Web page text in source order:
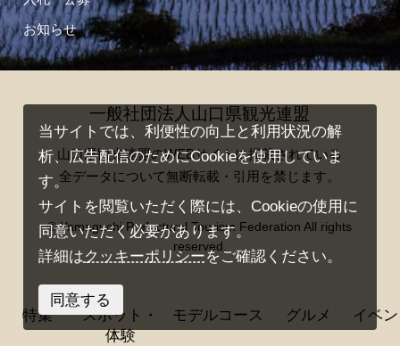
お知らせ
一般社団法人山口県観光連盟
山口県観光連盟のWEBサイトに掲載されている
全データについて無断転載・引用を禁じます。
© Yamaguchi Prefectural Tourism Federation All rights
reserved.
特集
スポット・
体験
モデルコース グルメ イベ
当サイトでは、利便性の向上と利用状況の解
析、広告配信のためにCookieを使用していま
す。
サイトを閲覧いただく際には、Cookieの使用に
同意いただく必要があります。
詳細はクッキーポリシーをご確認ください。
同意する